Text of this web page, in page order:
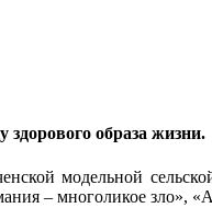
образа жизни.
модельной
– многоликое зло»,